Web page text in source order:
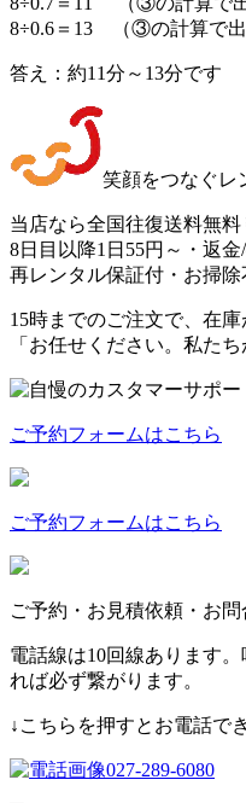
8÷0.6＝13 （③の計算で出
答え：約11分～13分です
笑顔をつなぐレ
当店なら全国往復送料無料
8日目以降1日 55円～ ・返
再レンタル保証付・お掃除
15時までのご注文で、 在庫
「お任せください。私た
ご予約フォームはこちら
ご予約フォームはこちら
ご予約・お見積依頼・お
電話線は10回線あります
れば必ず繋がります。
↓こちらを押すとお電話で
027-289-6080